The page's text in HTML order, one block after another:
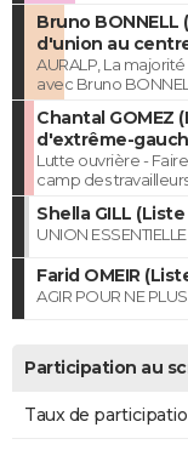
Bruno BONNELL
d'union au
AURALP, La
avec Bruno
Chantal GOMEZ
d'extrême-
Lutte ouvrière -
camp des
Shella GILL
UNION ESSENTIELLE
Farid OMEIR
AGIR POUR NE
Participation au
Taux de